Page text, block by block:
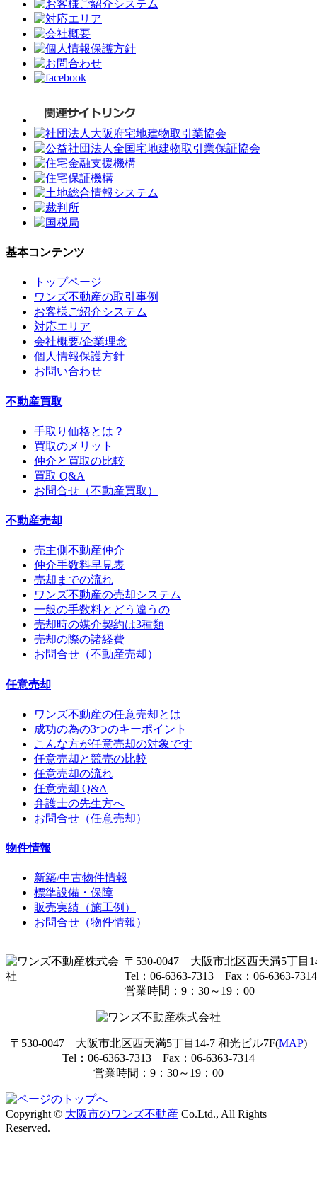
基本コンテンツ
トップページ
ワンズ不動産の取引事例
お客様ご紹介システム
対応エリア
会社概要/企業理念
個人情報保護方針
お問い合わせ
不動産買取
手取り価格とは？
買取のメリット
仲介と買取の比較
買取 Q&A
お問合せ（不動産買取）
不動産売却
売主側不動産仲介
仲介手数料早見表
売却までの流れ
ワンズ不動産の売却システム
一般の手数料とどう違うの
売却時の媒介契約は3種類
売却の際の諸経費
お問合せ（不動産売却）
任意売却
ワンズ不動産の任意売却とは
成功の為の3つのキーポイント
こんな方が任意売却の対象です
任意売却と競売の比較
任意売却の流れ
任意売却 Q&A
弁護士の先生方へ
お問合せ（任意売却）
物件情報
新築/中古物件情報
標準設備・保障
販売実績（施工例）
お問合せ（物件情報）
〒530-0047 大阪市北区西天満5丁目
Tel：06-6363-7313 Fax：06-6363-7314
営業時間：9：30～19：00
〒530-0047 大阪市北区西天満5丁目14-7 和光ビル7F(MAP)
Tel：06-6363-7313 Fax：06-6363-7314
営業時間：9：30～19：00
Copyright © 大阪市のワンズ不動産 Co.Ltd., All Rights
Reserved.